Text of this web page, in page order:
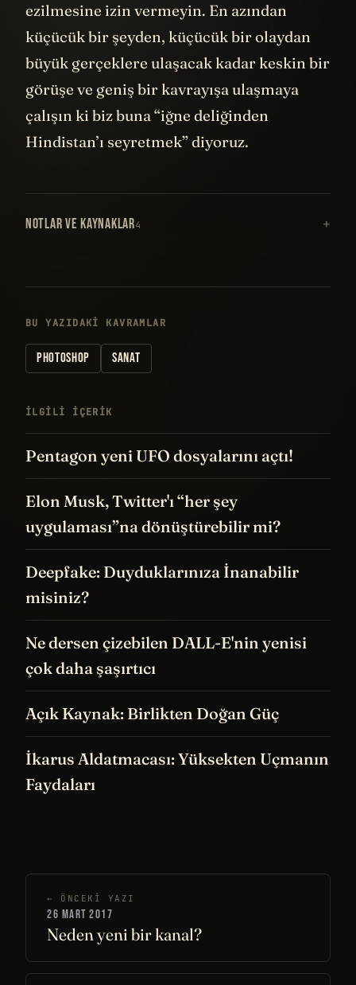
ezilmesine izin vermeyin. En azından
küçücük bir şeyden, küçücük bir olaydan
büyük gerçeklere ulaşacak kadar keskin bir
görüşe ve geniş bir kavrayışa ulaşmaya
çalışın ki biz buna “iğne deliğinden
Hindistan’ı seyretmek” diyoruz.
NOTLAR VE KAYNAKLAR4
BU YAZIDAKI KAVRAMLAR
PHOTOSHOP SANAT
İLGILI IÇERIK
Pentagon yeni UFO dosyalarını açtı!
Elon Musk, Twitter'ı “her şey
uygulaması”na dönüştürebilir mi?
Deepfake: Duyduklarınıza İnanabilir
misiniz?
Ne dersen çizebilen DALL-E'nin yenisi
çok daha şaşırtıcı
Açık Kaynak: Birlikten Doğan Güç
İkarus Aldatmacası: Yüksekten Uçmanın
Faydaları
← ÖNCEKI YAZI
26 MART 2017
Neden yeni bir kanal?